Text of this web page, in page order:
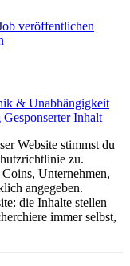
veröffentlichen
& Unabhängigkeit
Gesponserter Inhalt
Website stimmst du
zu.
Unternehmen,
angegeben.
die Inhalte stellen
immer selbst,